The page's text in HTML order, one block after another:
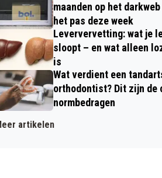
maanden op het
het pas deze week
Leververvetting: wat je
sloopt – en wat alleen
is
Wat verdient een
orthodontist? Dit zijn de
normbedragen
artikelen